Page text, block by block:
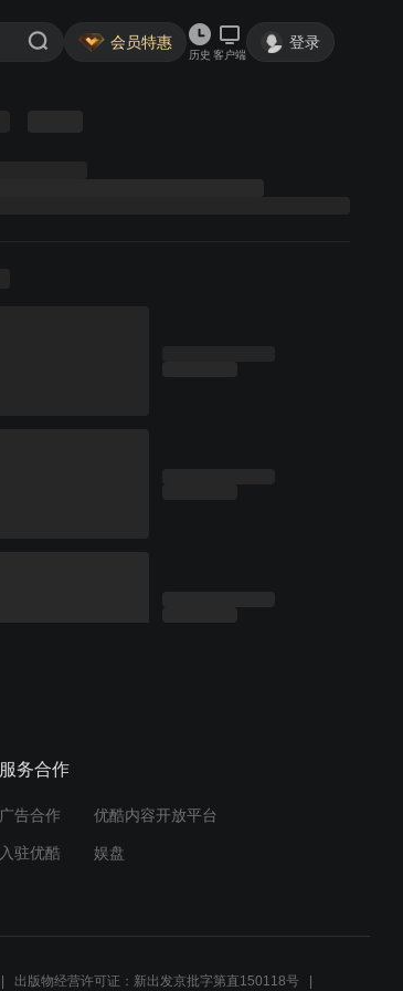
会员特惠
历史 客户端
登录
服务合作
广告合作 优酷内容开放平台
入驻优酷 娱盘
出版物经营许可证：新出发京批字第直150118号